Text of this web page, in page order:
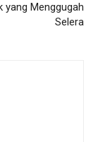
yang Menggugah
Selera